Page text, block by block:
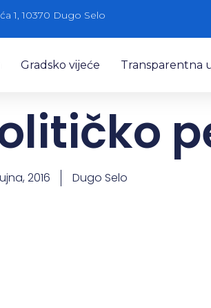
1, 10370 Dugo Selo
Gradsko vijeće Transparentna
2016 Dugo Selo